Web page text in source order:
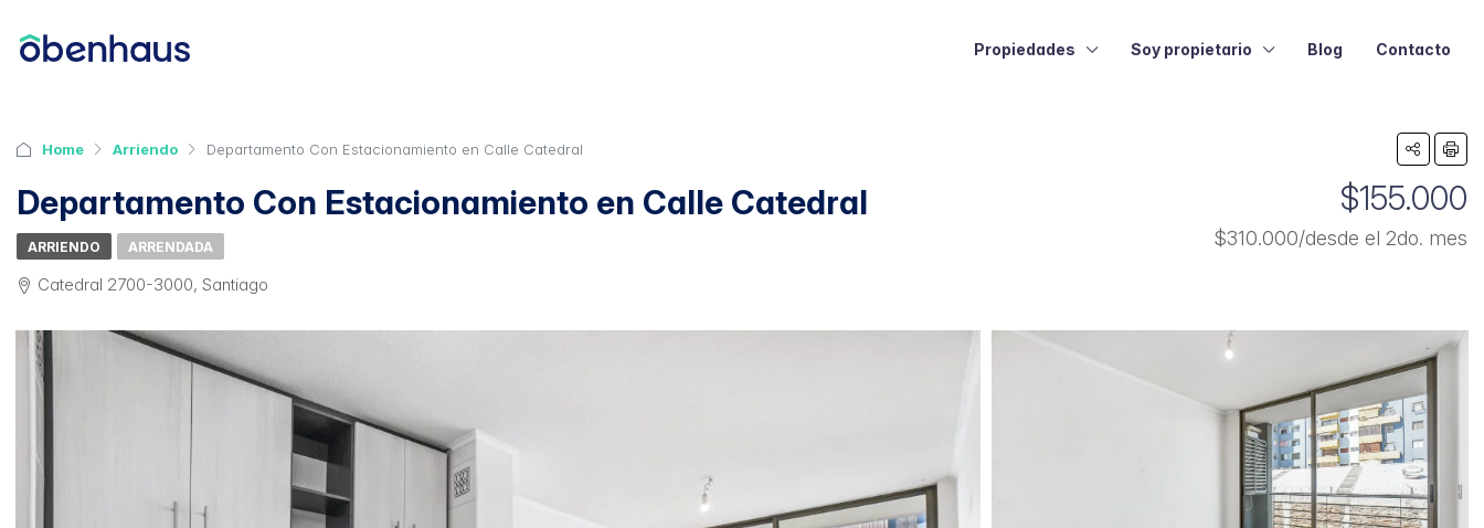
Propiedades Soy propietario Blog Contacto
Home Arriendo Departamento Con Estacionamiento en Calle Catedral
Departamento Con Estacionamiento en Calle Catedral $155.000
$310.000/desde el 2do. mes
ARRIENDO ARRENDADA
Catedral 2700-3000, Santiago